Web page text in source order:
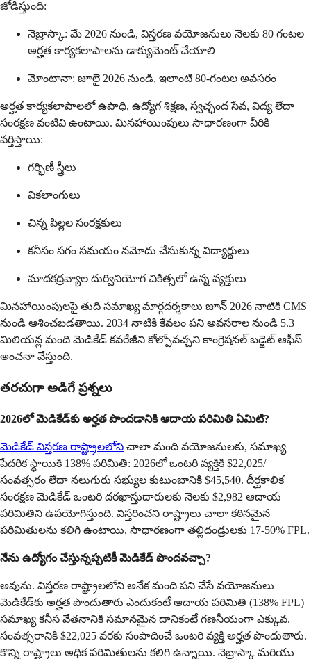
జోడిస్తుంది:
నెబ్రాస్కా: మే 2026 నుండి, విస్తరణ వయోజనులు నెలకు 80 గంటల
అర్హత కార్యకలాపాలను డాక్యుమెంట్ చేయాలి
మోంటానా: జూలై 2026 నుండి, ఇలాంటి 80-గంటల అవసరం
అర్హత కార్యకలాపాలలో ఉపాధి, ఉద్యోగ శిక్షణ, స్వచ్ఛంద సేవ, విద్య లేదా
సంరక్షణ వంటివి ఉంటాయి. మినహాయింపులు సాధారణంగా వీరికి
వర్తిస్తాయి:
గర్భిణీ స్త్రీలు
వికలాంగులు
చిన్న పిల్లల సంరక్షకులు
కనీసం సగం సమయం నమోదు చేసుకున్న విద్యార్థులు
మాదకద్రవ్యాల దుర్వినియోగ చికిత్సలో ఉన్న వ్యక్తులు
మినహాయింపులపై తుది సమాఖ్య మార్గదర్శకాలు జూన్ 2026 నాటికి CMS
నుండి ఆశించబడతాయి. 2034 నాటికి కేవలం పని అవసరాల నుండి 5.3
మిలియన్ల మంది మెడికేడ్ కవరేజీని కోల్పోవచ్చని కాంగ్రెషనల్ బడ్జెట్ ఆఫీస్
అంచనా వేస్తుంది.
తరచుగా అడిగే ప్రశ్నలు
2026లో మెడికేడ్‌కు అర్హత పొందడానికి ఆదాయ పరిమితి ఏమిటి?
మెడికేడ్ విస్తరణ రాష్ట్రాలలోని చాలా మంది వయోజనులకు, సమాఖ్య
పేదరిక స్థాయికి 138% పరిమితి: 2026లో ఒంటరి వ్యక్తికి $22,025/
సంవత్సరం లేదా నలుగురు సభ్యుల కుటుంబానికి $45,540. దీర్ఘకాలిక
సంరక్షణ మెడికేడ్ ఒంటరి దరఖాస్తుదారులకు నెలకు $2,982 ఆదాయ
పరిమితిని ఉపయోగిస్తుంది. విస్తరించని రాష్ట్రాలు చాలా కఠినమైన
పరిమితులను కలిగి ఉంటాయి, సాధారణంగా తల్లిదండ్రులకు 17-50% FPL.
నేను ఉద్యోగం చేస్తున్నప్పటికీ మెడికేడ్ పొందవచ్చా?
అవును. విస్తరణ రాష్ట్రాలలోని అనేక మంది పని చేసే వయోజనులు
మెడికేడ్‌కు అర్హత పొందుతారు ఎందుకంటే ఆదాయ పరిమితి (138% FPL)
సమాఖ్య కనీస వేతనానికి సమానమైన దానికంటే గణనీయంగా ఎక్కువ.
సంవత్సరానికి $22,025 వరకు సంపాదించే ఒంటరి వ్యక్తి అర్హత పొందుతారు.
కొన్ని రాష్ట్రాలు అధిక పరిమితులను కలిగి ఉన్నాయి. నెబ్రాస్కా మరియు